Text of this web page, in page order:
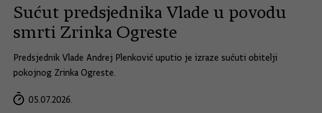
Sućut predsjednika Vlade u povodu
smrti Zrinka Ogreste
Predsjednik Vlade Andrej Plenković uputio je izraze sućuti obitelji
pokojnog Zrinka Ogreste.
05.07.2026.